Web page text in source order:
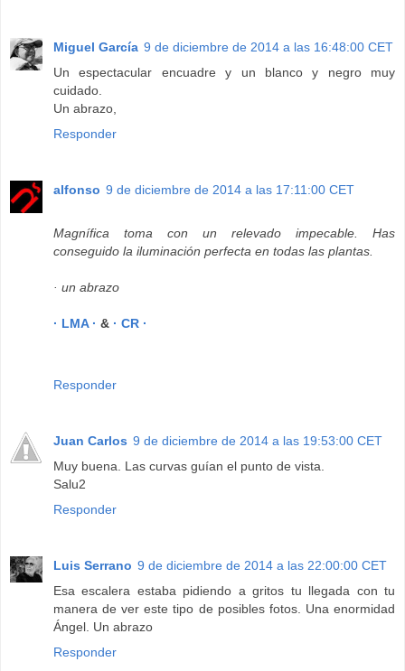
Miguel García 9 de diciembre de 2014 a las 16:48:00 CET
Un espectacular encuadre y un blanco y negro muy
cuidado.
Un abrazo,
Responder
alfonso 9 de diciembre de 2014 a las 17:11:00 CET
Magnífica toma con un relevado impecable. Has
conseguido la iluminación perfecta en todas las plantas.
· un abrazo
· LMA · & · CR ·
Responder
Juan Carlos 9 de diciembre de 2014 a las 19:53:00 CET
Muy buena. Las curvas guían el punto de vista.
Salu2
Responder
Luis Serrano 9 de diciembre de 2014 a las 22:00:00 CET
Esa escalera estaba pidiendo a gritos tu llegada con tu
manera de ver este tipo de posibles fotos. Una enormidad
Ángel. Un abrazo
Responder